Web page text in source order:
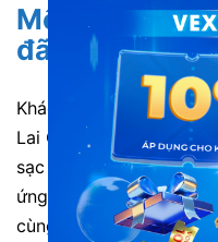
Một số đánh
đã trải
Khách hàng Minh:
Lai Châu. Chất lượng
sạc điện thoại và wifi
ứng nhu cầu của khách
cùng nhiệt tình lễ phép.